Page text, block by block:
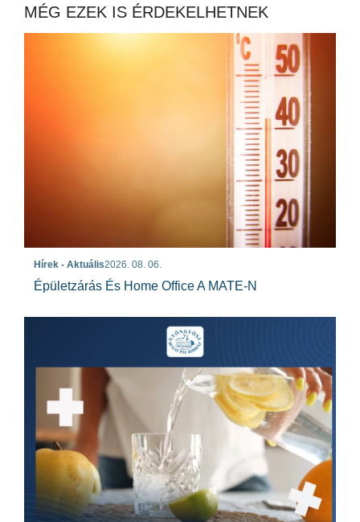
MÉG EZEK IS ÉRDEKELHETNEK
Hírek - Aktuális2026. 08. 06.
Épületzárás És Home Office A MATE-N